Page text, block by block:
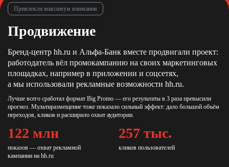
Привлекли максимум внимания
Продвижение
Бренд-центр hh.ru и Альфа‑Банк вместе продвигали проект:
работодатель вёл промокампанию на своих маркетинговых
площадках, например в приложении и соцсетях,
а мы использовали рекламные возможности hh.ru.
Лучше всего сработал формат Big Promo — его результаты в 3 раза превысили
прогноз. Мультиразмещение тоже показало сильный эффект: дало большой объём
переходов, кликов и расширило охват аудитории.
122 млн
показов — охват рекламной
кампании на hh.ru
257 тыс.
кликов пользователей